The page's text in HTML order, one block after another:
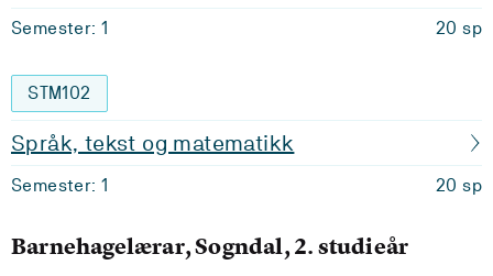
Semester: 1 20 sp
STM102
Språk, tekst og matematikk
Semester: 1 20 sp
Barnehagelærar, Sogndal, 2. studieår